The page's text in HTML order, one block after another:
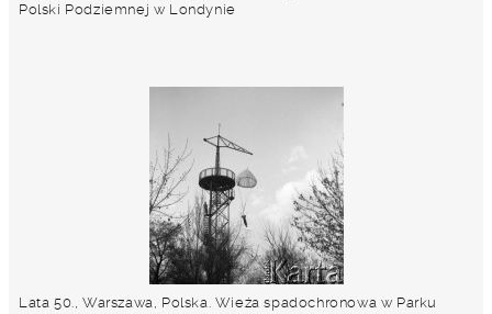
Polski Podziemnej w Londynie
Lata 50., Warszawa, Polska. Wieża spadochronowa w Parku